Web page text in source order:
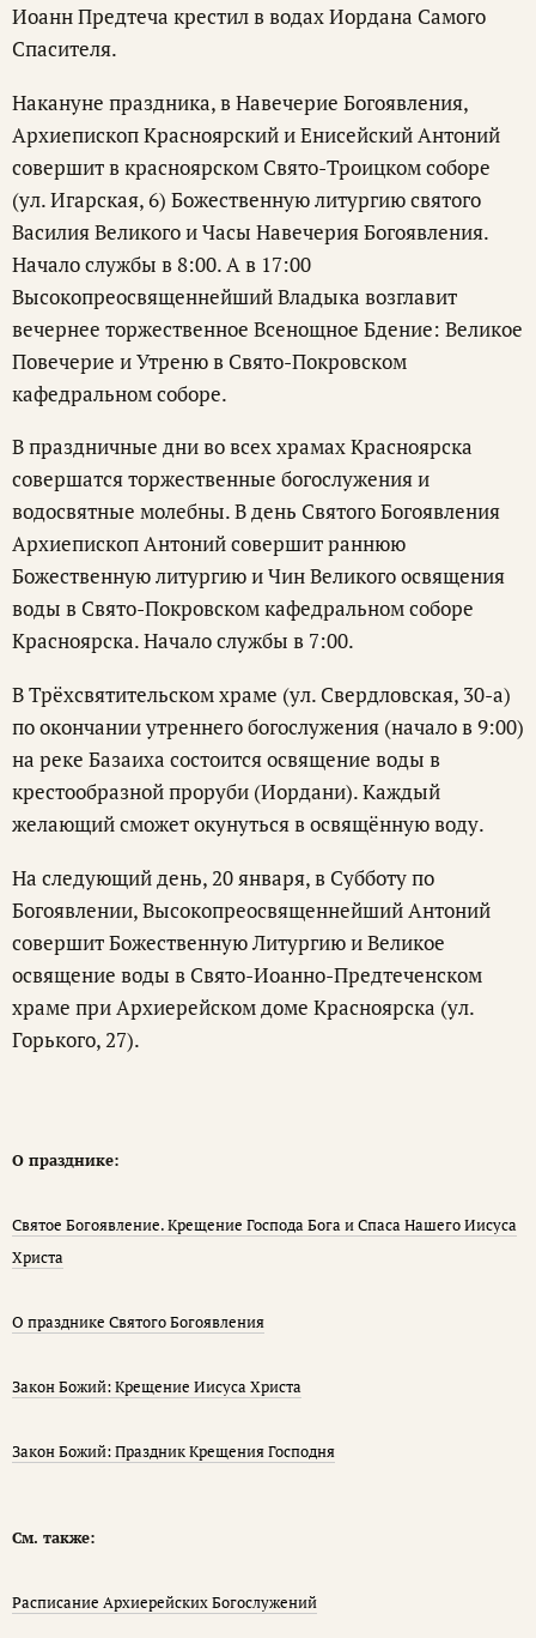
Иоанн Предтеча крестил в водах Иордана Самого
Спасителя.
Накануне праздника, в Навечерие Богоявления,
Архиепископ Красноярский и Енисейский Антоний
совершит в красноярском Свято-Троицком соборе
(ул. Игарская, 6) Божественную литургию святого
Василия Великого и Часы Навечерия Богоявления.
Начало службы в 8:00. А в 17:00
Высокопреосвященнейший Владыка возглавит
вечернее торжественное Всенощное Бдение: Великое
Повечерие и Утреню в Свято-Покровском
кафедральном соборе.
В праздничные дни во всех храмах Красноярска
совершатся торжественные богослужения и
водосвятные молебны. В день Святого Богоявления
Архиепископ Антоний совершит раннюю
Божественную литургию и Чин Великого освящения
воды в Свято-Покровском кафедральном соборе
Красноярска. Начало службы в 7:00.
В Трёхсвятительском храме (ул. Свердловская, 30-а)
по окончании утреннего богослужения (начало в 9:00)
на реке Базаиха состоится освящение воды в
крестообразной проруби (Иордани). Каждый
желающий сможет окунуться в освящённую воду.
На следующий день, 20 января, в Субботу по
Богоявлении, Высокопреосвященнейший Антоний
совершит Божественную Литургию и Великое
освящение воды в Свято-Иоанно-Предтеченском
храме при Архиерейском доме Красноярска (ул.
Горького, 27).
О празднике:
Святое Богоявление. Крещение Господа Бога и Спаса Нашего Иисуса
Христа
О празднике Святого Богоявления
Закон Божий: Крещение Иисуса Христа
Закон Божий: Праздник Крещения Господня
См. также:
Расписание Архиерейских Богослужений